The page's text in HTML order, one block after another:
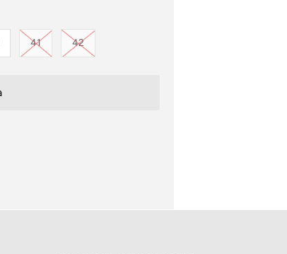
41Variante agotada o no disponible
42Variante agotada o no disponible